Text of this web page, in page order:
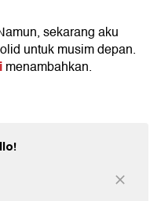
sekarang aku
untuk musim depan.
menambahkan.